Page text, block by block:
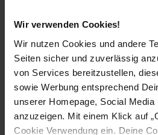
Wir verwenden Cookies!
Wir nutzen Cookies und andere
Seiten sicher und zuverlässig
von Services bereitzustellen,
sowie Werbung entsprechend
unserer Homepage, Social Media
anzuzeigen. Mit einem Klick auf
Cookie Verwendung ein. Deine
Sand. Damit bietet es vor allem für
passende Bühne und - wer weiß? -
sogar ein bisschen
facettenreichen Farben und die
Geschirr seinen lässig-rustikalen
mit einer modernen keramischen
appliziert, so dass verde in punkto
Glück keine Kompromisse erfordert.